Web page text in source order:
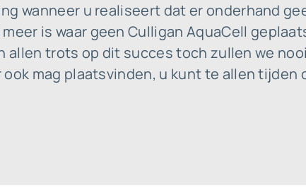
wanneer u realiseert dat er onderhand
is waar geen Culligan AquaCell
allen trots op dit succes toch zullen we
mag plaatsvinden, u kunt te allen tijden